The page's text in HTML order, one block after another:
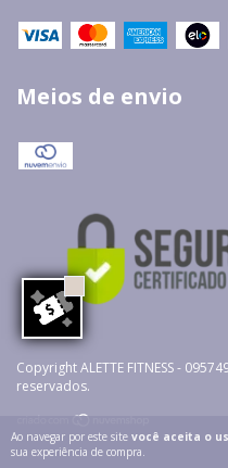
Ao navegar por este site você aceita o
sua experiência de compra.
Meios de envio
Copyright ALETTE FITNESS -
reservados.